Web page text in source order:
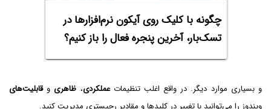
چگونه با کلیک روی آیکون نرم‌افزارها در
تسک‌بار، آخرین پنجره فعال را باز کنیم؟
و بسیاری موارد دیگر. در واقع اغلب تنظیماتعملکردی، ظاهری وقابلیت‌های
ویندوز را می‌توانید با تغییر در کلیدها و مقادیر رجیستری مدیریت کنید.